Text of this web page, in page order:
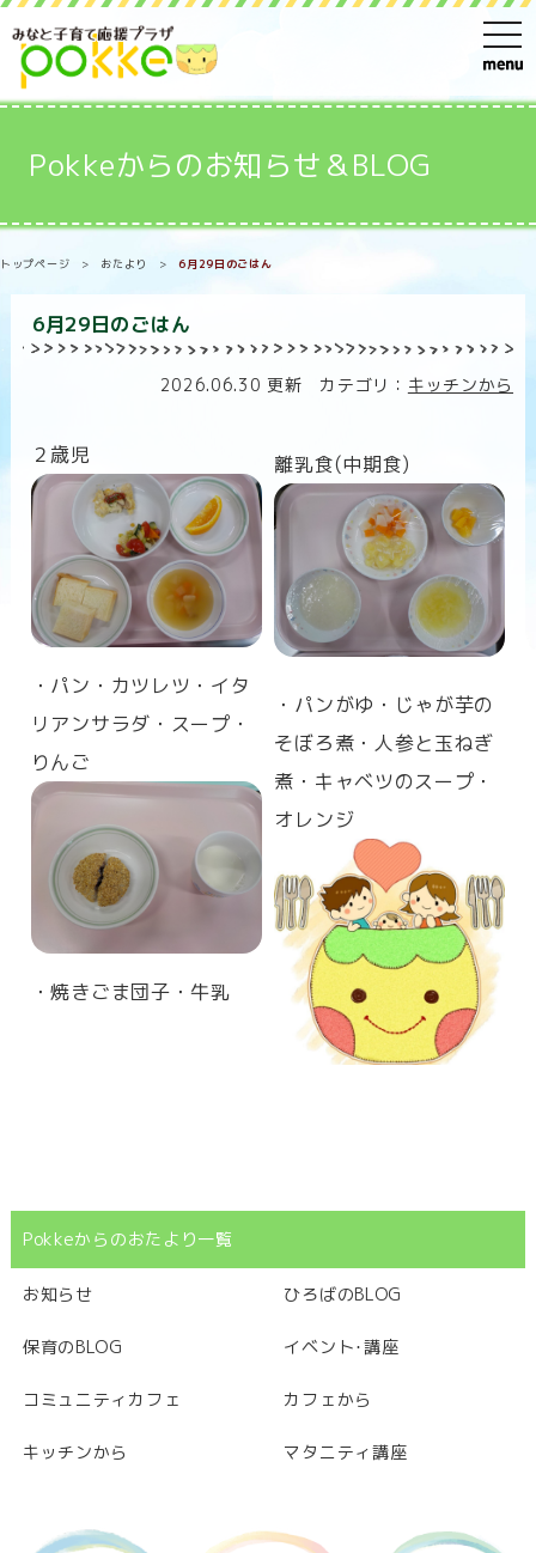
t
o
g
n
n
Pokkeからのお知らせ＆BLOG
トップページ > おたより >6月29日のごはん
6月29日のごはん
2026.06.30 更新 カテゴリ： キッチンから
２歳児
・パン・カツレツ・イタ
リアンサラダ・スープ・
りんご
・焼きごま団子・牛乳
離乳食(中期食)
・パンがゆ・じゃが芋の
そぼろ煮・人参と玉ねぎ
煮・キャベツのスープ・
オレンジ
Pokkeからのおたより一覧
お知らせ ひろばのBLOG
保育のBLOG イベント･講座
コミュニティカフェ カフェから
キッチンから マタニティ講座